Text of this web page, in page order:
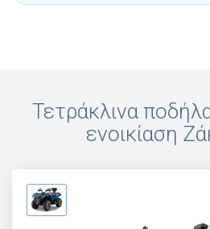
Τετράκλινα
ενοικίαση